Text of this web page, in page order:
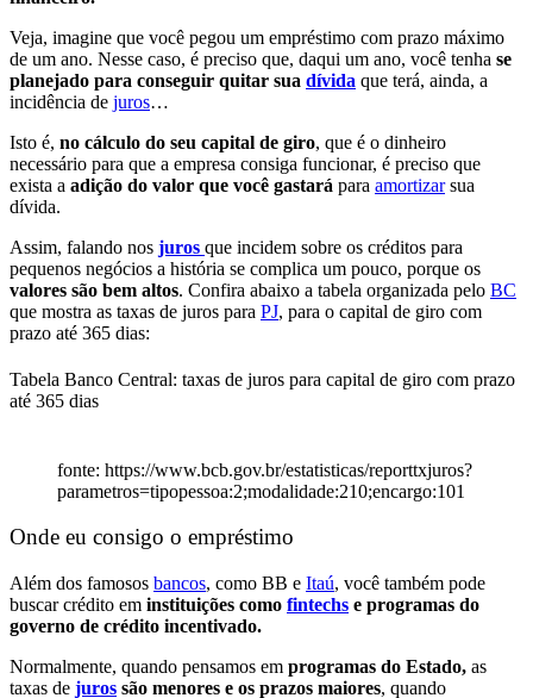
Veja, imagine que você pegou um empréstimo com prazo máximo
de um ano. Nesse caso, é preciso que, daqui um ano, você tenha se
planejado para conseguir quitar sua dívida que terá, ainda, a
incidência de juros…
Isto é, no cálculo do seu capital de giro, que é o dinheiro
necessário para que a empresa consiga funcionar, é preciso que
exista a adição do valor que você gastará para amortizarsua
dívida.
Assim, falando nos juros que incidem sobre os créditos para
pequenos negócios a história se complica um pouco, porque os
valores são bem altos. Confira abaixo a tabela organizada pelo BC
que mostra as taxas de juros para PJ, para o capital de giro com
prazo até 365 dias:
Tabela Banco Central: taxas de juros para capital de giro com prazo
até 365 dias
fonte: https://www.bcb.gov.br/estatisticas/reporttxjuros?
parametros=tipopessoa:2;modalidade:210;encargo:101
Onde eu consigo o empréstimo
Além dos famosos bancos, como BB e Itaú, você também pode
buscar crédito em instituições como fintechs e programas do
governo de crédito incentivado.
Normalmente, quando pensamos em programas do Estado, as
taxas de juros são menores e os prazos maiores, quando